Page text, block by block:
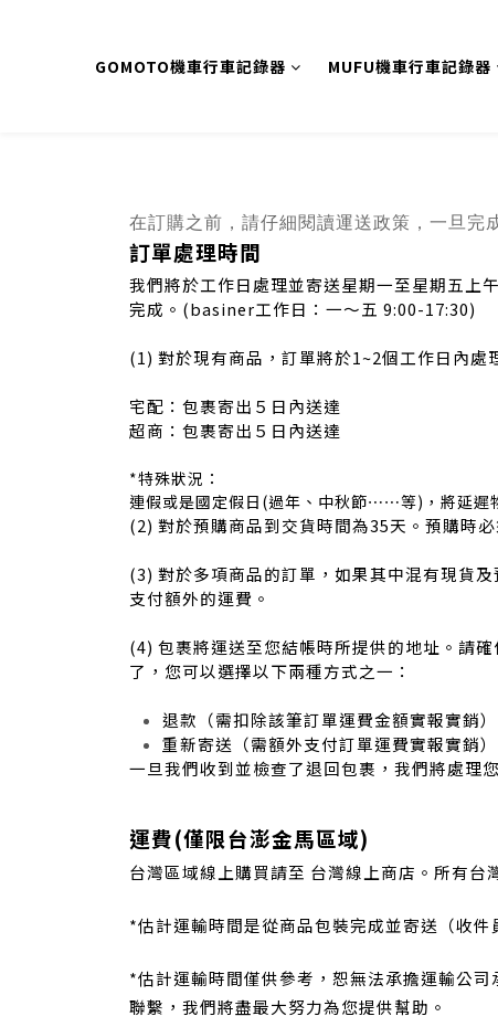
GOMOTO機車行車記錄器
MUFU機車行車記錄器
在訂購之前，請仔細閱讀運送政策，一旦完
訂單處理時間
我們將於工作日處理並寄送星期一至星期五上
完成。(basiner工作日：一～五 9:00-17:30)
(1) 對於現有商品，訂單將於1~2個工作日內處
宅配：包裹寄出５日內送達
超商：包裹寄出５日內送達
*特殊狀況：
連假或是國定假日(過年、中秋節⋯⋯等)，將延遲
(2) 對於預購商品到交貨時間為35天 。預購時
(3) 對於多項商品的訂單，如果其中混有現貨
支付額外的運費。
(4) 包裹將運送至您結帳時所提供的地址。請
了，您可以選擇以下兩種方式之一：
退款（需扣除該筆訂單運費金額實報實銷）
重新寄送（需額外支付訂單運費實報實銷）
一旦我們收到並檢查了退回包裹，我們將處理
運費(僅限台澎金馬區域)
台灣區域線上購買請至 台灣線上商店 。所有台
*估計運輸時間是從商品包裝完成並寄送（收
*估計運輸時間僅供參考，恕無法承擔運輸公
聯繫，我們將盡最大努力為您提供幫助。